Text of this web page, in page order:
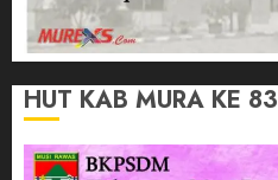
HUT KAB MURA KE 83